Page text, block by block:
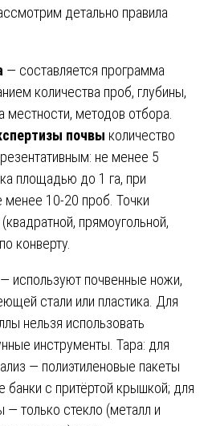
детально правила
— составляется программа
количества проб, глубины,
местности, методов отбора.
почвы количество
не менее 5
площадью до 1 га, при
10-20 проб. Точки
прямоугольной,
конверту.
— используют почвенные ножи,
стали или пластика. Для
нельзя использовать
инструменты. Тара: для
— полиэтиленовые пакеты
банки с притёртой крышкой; для
— только стекло (металл и